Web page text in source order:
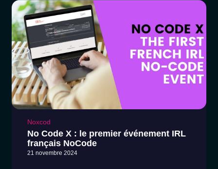
Noxcod
No Code X : le premier événement IRL
français NoCode
21 novembre 2024